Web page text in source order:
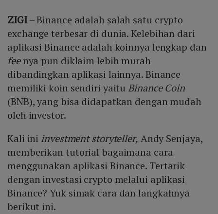
ZIGI– Binance adalah salah satu crypto
exchange terbesar di dunia. Kelebihan dari
aplikasi Binance adalah koinnya lengkap dan
feenya pun diklaim lebih murah
dibandingkan aplikasi lainnya. Binance
memiliki koin sendiri yaitu Binance Coin
(BNB), yang bisa didapatkan dengan mudah
oleh investor.
Kali ini investment storyteller, Andy Senjaya,
memberikan tutorial bagaimana cara
menggunakan aplikasi Binance. Tertarik
dengan investasi crypto melalui aplikasi
Binance? Yuk simak cara dan langkahnya
berikut ini.